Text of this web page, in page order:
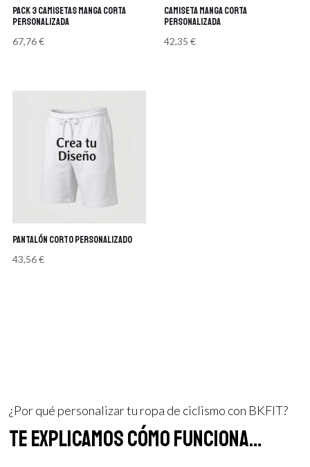
PACK 3 Camisetas manga corta
personalizada
67,76€
Camiseta manga corta
personalizada
42,35€
Pantalón corto personalizado
43,56€
¿Por qué personalizar tu ropa de ciclismo con BKFIT?
te explicamos cómo funciona…